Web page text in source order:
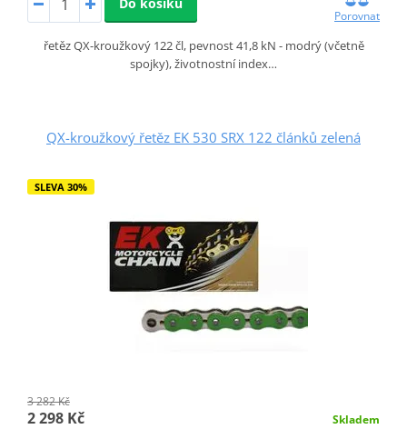
Porovnat
řetěz QX-kroužkový 122 čl, pevnost 41,8 kN - modrý (včetně
spojky), životnostní index…
QX-kroužkový řetěz EK 530 SRX 122 článků zelená
SLEVA 30%
3 282 Kč
2 298 Kč Skladem